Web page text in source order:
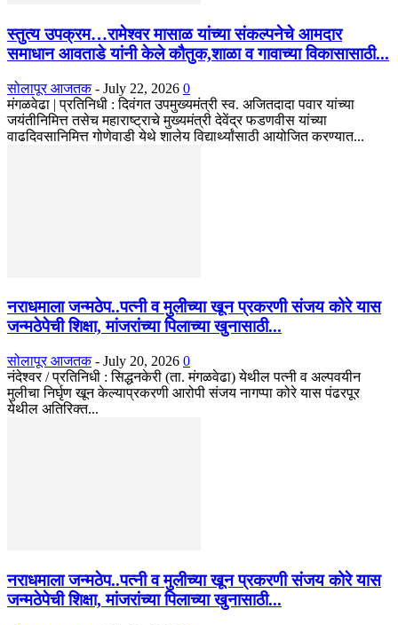
स्तुत्य उपक्रम…रामेश्वर मासाळ यांच्या संकल्पनेचे आमदार
समाधान आवताडे यांनी केले कौतुक,शाळा व गावाच्या विकासासाठी...
सोलापूर आजतक - July 22, 2026 0
मंगळवेढा | प्रतिनिधी : दिवंगत उपमुख्यमंत्री स्व. अजितदादा पवार यांच्या
जयंतीनिमित्त तसेच महाराष्ट्राचे मुख्यमंत्री देवेंद्र फडणवीस यांच्या
वाढदिवसानिमित्त गोणेवाडी येथे शालेय विद्यार्थ्यांसाठी आयोजित करण्यात...
नराधमाला जन्मठेप..पत्नी व मुलीच्या खून प्रकरणी संजय कोरे यास
जन्मठेपेची शिक्षा, मांजरांच्या पिलाच्या खुनासाठी...
सोलापूर आजतक - July 20, 2026 0
नंदेश्वर / प्रतिनिधी : सिद्धनकेरी (ता. मंगळवेढा) येथील पत्नी व अल्पवयीन
मुलीचा निर्घृण खून केल्याप्रकरणी आरोपी संजय नागप्पा कोरे यास पंढरपूर
येथील अतिरिक्त...
नराधमाला जन्मठेप..पत्नी व मुलीच्या खून प्रकरणी संजय कोरे यास
जन्मठेपेची शिक्षा, मांजरांच्या पिलाच्या खुनासाठी...